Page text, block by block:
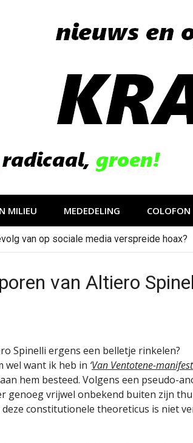
MILIEU MEDEDELING COLOFON
van op sociale media verspreide hoax?
van Altiero
Spinelli ergens een belletje rinkelen?
wel want ik heb in ‘Van Ventotene-
hem besteed. Volgens een pseudo-
genoeg vrijwel onbekend buiten zijn
constitutionele theoreticus is niet